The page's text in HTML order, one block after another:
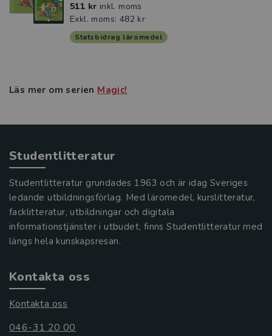
511 kr inkl. moms
Exkl. moms: 482 kr
Statsbidrag läromedel
Läs mer om serien Magic!
Studentlitteratur
Studentlitteratur grundades 1963 och är idag Sveriges
ledande utbildningsförlag. Med läromedel, kurslitteratur,
facklitteratur, utbildningar och digitala
informationstjänster i utbudet, finns Studentlitteratur med
längs hela kunskapsresan.
Kontakta oss
Kontakta oss
046-31 20 00